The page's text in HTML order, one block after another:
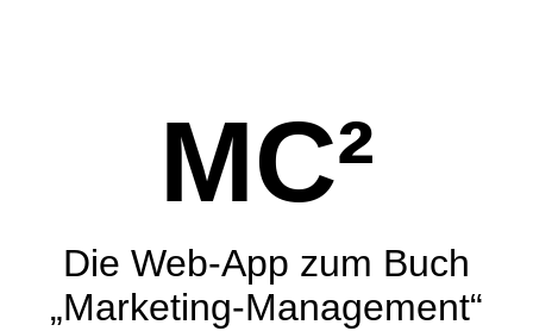
MC²
Die Web-App zum Buch
„Marketing-Management“